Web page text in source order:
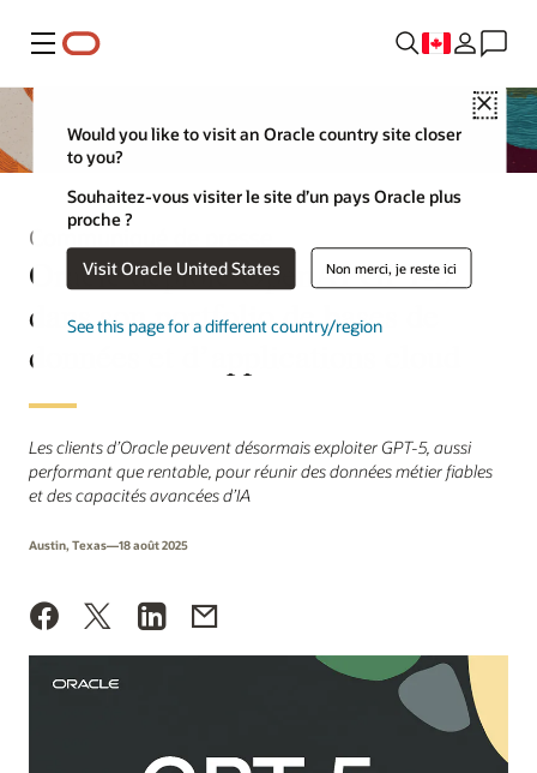
Menu
Close
Would you like to visit an Oracle country site closer
to you?
Souhaitez-vous visiter le site d’un pays Oracle plus
proche ?
Visit Oracle United States Non merci, je reste ici
See this page for a different country/region
Communiqué de presse
Oracle déploie OpenAI GPT-5
dans son portfolio de bases de
données et d’applications cloud
Les clients d’Oracle peuvent désormais exploiter GPT-5, aussi
performant que rentable, pour réunir des données métier fiables
et des capacités avancées d’IA
Austin, Texas—18 août 2025